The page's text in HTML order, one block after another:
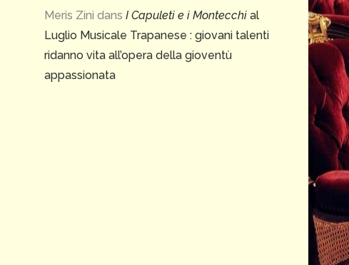
Meris Zini dans I Capuleti e i Montecchi al
Luglio Musicale Trapanese : giovani talenti
ridanno vita all’opera della gioventù
appassionata